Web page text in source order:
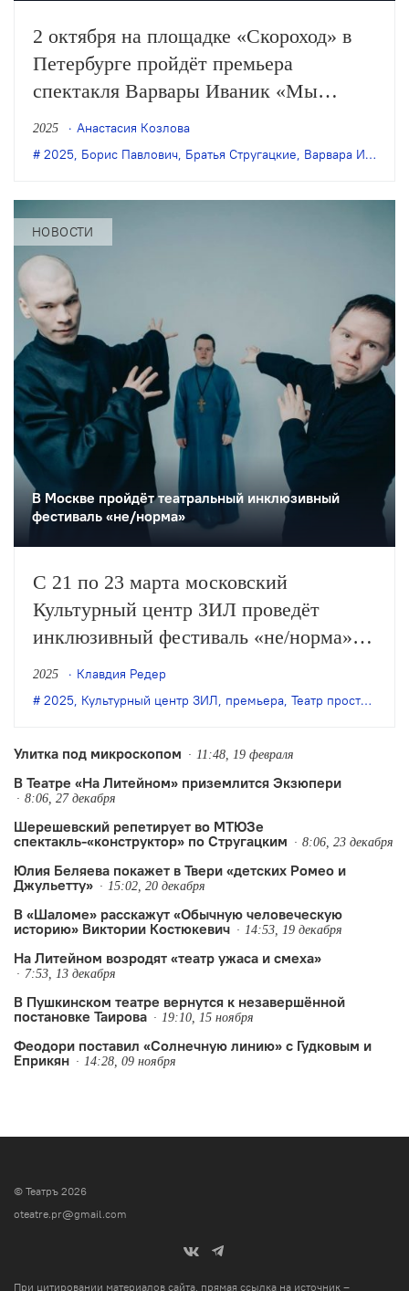
2 октября на площадке «Скороход» в
Петербурге пройдёт премьера
спектакля Варвары Иваник «Мы
подходим к краю мира и падаем» (12+).
Постановка компании «скороход:
главной роли основана на
оригинальной пьесе Екатерины
Августеняк, созданной по мотивам
новелл…
2025
Анастасия Козлова
2025, Борис Павлович, Братья Стругацкие, Варвара Иваник
НОВОСТИ
В Москве пройдёт театральный инклюзивный
фестиваль «не/норма»
С 21 по 23 марта московский
Культурный центр ЗИЛ проведёт
инклюзивный фестиваль «не/норма».
В программе — премьеры спектаклей,
лекции, мастер-классы и другое.
2025
Клавдия Редер
2025, Культурный центр ЗИЛ, премьера, Театр простодушных
Улитка под микроскопом 11:48, 19 февраля
В Театре «На Литейном» приземлится Экзюпери
8:06, 27 декабря
Шерешевский репетирует во МТЮЗе
спектакль-«конструктор» по Стругацким
8:06, 23 декабря
Юлия Беляева покажет в Твери «детских Ромео и
Джульетту»
15:02, 20 декабря
В «Шаломе» расскажут «Обычную человеческую
историю» Виктории Костюкевич
14:53, 19 декабря
На Литейном возродят «театр ужаса и смеха»
7:53, 13 декабря
В Пушкинском театре вернутся к незавершённой
постановке Таирова
19:10, 15 ноября
Феодори поставил «Солнечную линию» с Гудковым и
Еприкян
14:28, 09 ноября
© Театръ 2026
oteatre.pr@gmail.com
При цитировании материалов сайта, прямая ссылка на источник –